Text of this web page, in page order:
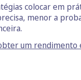
colocar em
menor a
um rendimento